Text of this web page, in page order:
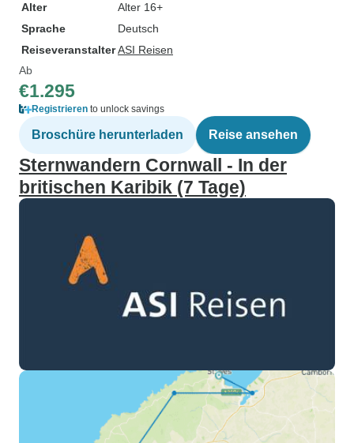
Alter
Alter 16+
Sprache
Deutsch
ReiseveranstalterASI Reisen
Ab
€1.295
Registrieren to unlock savings
Broschüre herunterladen Reise ansehen
Sternwandern Cornwall - In der
britischen Karibik (7 Tage)